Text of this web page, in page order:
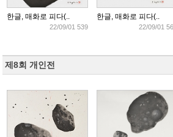
한글, 매화로 피다(..
22/09/01 539
한글, 매화로 피다(..
22/09/01
제8회 개인전